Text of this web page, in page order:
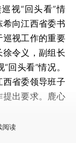
视“回头看”情
向江西省委书
视工作的重要
令义，副组长
回头看”情况。
西省委领导班子
出要求。鹿心
阅读